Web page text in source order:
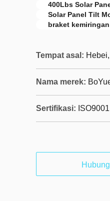
400Lbs Solar
Solar Panel Tilt
braket
Tempat asal:
Nama merek:
Sertifikasi: ISO9001